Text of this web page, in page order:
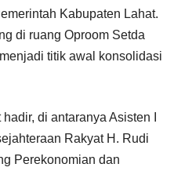
Kabupaten Lahat.
di ruang Oproom Setda
titik awal konsolidasi
di antaranya Asisten I
Rakyat H. Rudi
Perekonomian dan